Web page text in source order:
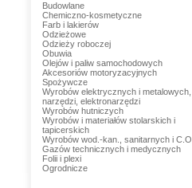
Budowlane
Chemiczno-kosmetyczne
Farb i lakierów
Odzieżowe
Odzieży roboczej
Obuwia
Olejów i paliw samochodowych
Akcesoriów motoryzacyjnych
Spożywcze
Wyrobów elektrycznych i metalowych,
narzędzi, elektronarzędzi
Wyrobów hutniczych
Wyrobów i materiałów stolarskich i
tapicerskich
Wyrobów wod.-kan., sanitarnych i C.O.
Gazów technicznych i medycznych
Folii i plexi
Ogrodnicze